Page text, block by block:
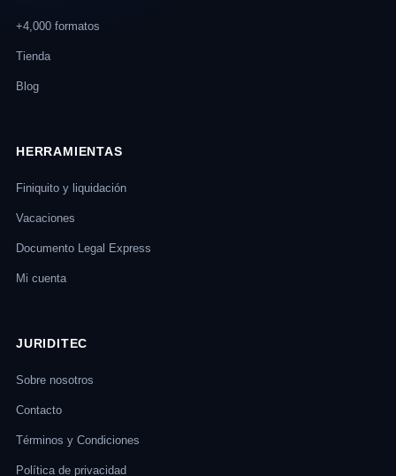
+4,000 formatos
Tienda
Blog
HERRAMIENTAS
Finiquito y liquidación
Vacaciones
Documento Legal Express
Mi cuenta
JURIDITEC
Sobre nosotros
Contacto
Términos y Condiciones
Política de privacidad